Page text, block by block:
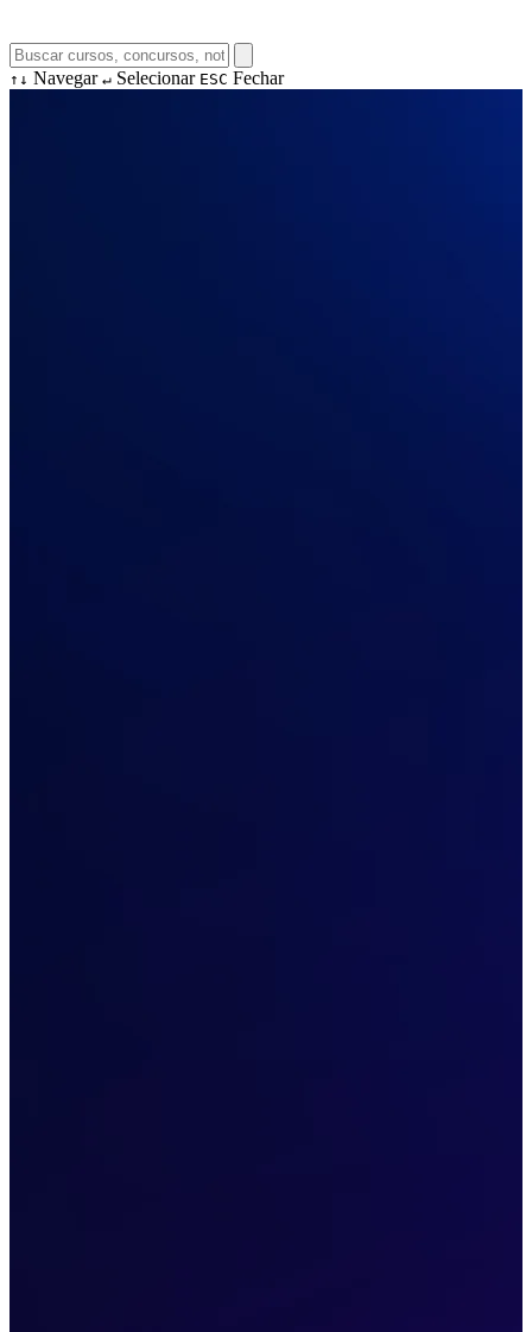
↑↓ Navegar ↵ Selecionar ESC Fechar